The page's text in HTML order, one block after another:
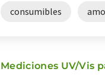
consumibles
Mediciones UV/Vis